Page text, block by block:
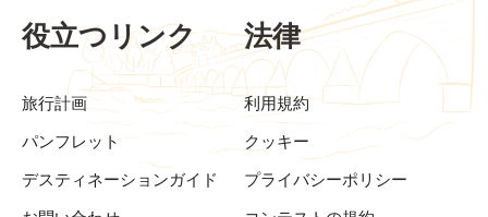
役立つリンク
旅行計画
パンフレット
デスティネーションガイド
法律
利用規約
クッキー
プライバシーポリシー